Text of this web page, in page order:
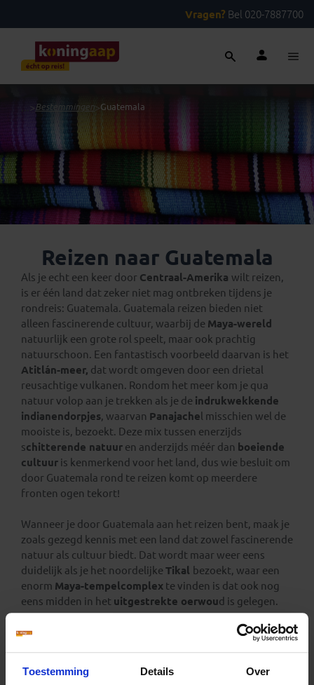
Toestemming Details Over
Vragen? Bel 020-7887700
> Bestemmingen>Guatemala
Reizen naar Guatemala
Als je echt een keer door Centraal-Amerika wilt reizen,
is er één land dat zeker niet mag ontbreken tijdens je
rondreis: Guatemala. Guatemala reizen bieden niet
alleen fascinerende cultuur, waarbij de Maya-wereld
natuurlijk een grote rol speelt, maar ook prachtig
natuurschoon. Een fantastisch voorbeeld daarvan is het
Atitlán-meer, dat wordt omgeven door een drietal
reusachtige vulkanen. Rondom het meer kom je qua
natuur volop aan je trekken als je de indrukwekkende
indianendorpjes, waarvan Panajache l misschien wel de
mooiste is, bezoekt. Deze mix tussen enerzijds
schitterende natuur en anderzijds méér dan boeiende
cultuur is kenmerkend voor het land, dus wie besluit om
door Guatemala rond te reizen komt op meerdere
fronten ogen tekort!
Wanneer je door Guatemala aan het reizen bent, maak je
zoals gezegd kennis met een land dat zowel fascinerende
natuur als cultuur biedt. Dat wordt maar weer eens
duidelijk als je het noordelijke Tikal bezoekt, waar een
enorm Maya-tempelcomplex te vinden is dat ook nog
eens midden in het uitgestrekte oerwoud is gelegen.
Alle reizen Groepsreizen Landinformatie